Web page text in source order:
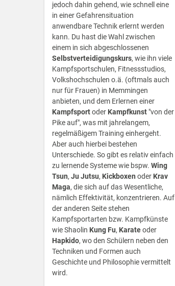
jedoch dahin gehend, wie schnell eine
in einer Gefahrensituation
anwendbare Technik erlernt werden
kann. Du hast die Wahl zwischen
einem in sich abgeschlossenen
Selbstverteidigungskurs, wie ihn viele
Kampfsportschulen, Fitnessstudios,
Volkshochschulen o.ä. (oftmals auch
nur für Frauen) in Memmingen
anbieten, und dem Erlernen einer
Kampfsportoder Kampfkunst "von der
Pike auf", was mit jahrelangem,
regelmäßigem Training einhergeht.
Aber auch hierbei bestehen
Unterschiede. So gibt es relativ einfach
zu lernende Systeme wie bspw. Wing
Tsun, Ju Jutsu, Kickboxen oder Krav
Maga, die sich auf das Wesentliche,
nämlich Effektivität, konzentrieren. Auf
der anderen Seite stehen
Kampfsportarten bzw. Kampfkünste
wie Shaolin Kung Fu, Karateoder
Hapkido, wo den Schülern neben den
Techniken und Formen auch
Geschichte und Philosophie vermittelt
wird.